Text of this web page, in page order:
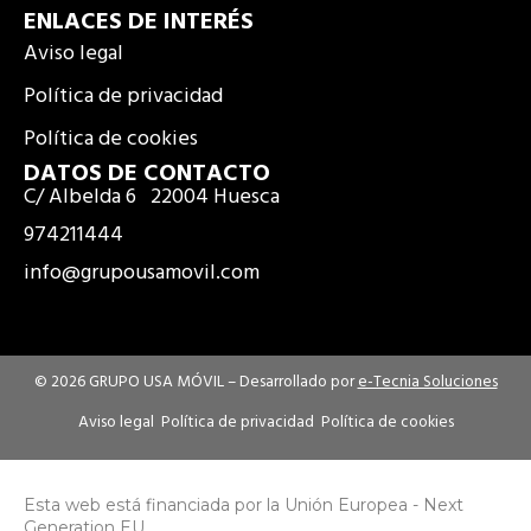
c
e
b
o
o
k
s
a
g
r
a
m
ENLACES DE INTERÉS
Aviso legal
Política de privacidad
Política de cookies
DATOS DE CONTACTO
C/ Albelda 6 22004 Huesca
974211444
info@grupousamovil.com
© 2026 GRUPO USA MÓVIL – Desarrollado pore-Tecnia Soluciones
Aviso legal Política de privacidad Política de cookies
Esta web está financiada por la Unión Europea - Next